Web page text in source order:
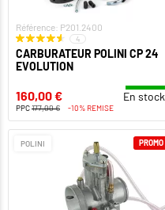
Référence: P201.2400
4
CARBURATEUR POLINI CP 24
EVOLUTION
160,00 € En stock
PPC177,00 € -10% REMISE
POLINI PROMO